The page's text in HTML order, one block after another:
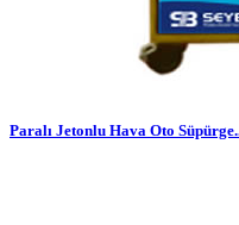
Paralı Jetonlu Hava Oto